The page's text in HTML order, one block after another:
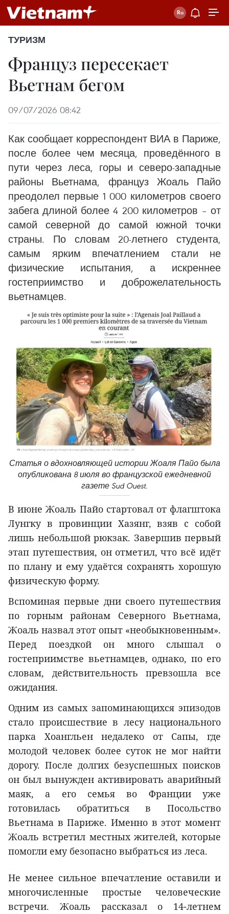
ТУРИЗМ
Француз пересекает
Вьетнам бегом
09/07/2026 08:42
Как сообщает корреспондент ВИА в Париже,
после более чем месяца, проведённого в
пути через леса, горы и северо-западные
районы Вьетнама, француз Жоаль Пайо
преодолел первые 1 000 километров своего
забега длиной более 4 200 километров – от
самой северной до самой южной точки
страны. По словам 20-летнего студента,
самым ярким впечатлением стали не
физические испытания, а искреннее
гостеприимство и доброжелательность
вьетнамцев.
Статья о вдохновляющей истории Жоаля Пайо была
опубликована 8 июля во французской ежедневной
газете Sud Ouest.
В июне Жоаль Пайо стартовал от флагштока
Лунгку в провинции Хазянг, взяв с собой
лишь небольшой рюкзак. Завершив первый
этап путешествия, он отметил, что всё идёт
по плану и ему удаётся сохранять хорошую
физическую форму.
Вспоминая первые дни своего путешествия
по горным районам Северного Вьетнама,
Жоаль назвал этот опыт «необыкновенным».
Перед поездкой он много слышал о
гостеприимстве вьетнамцев, однако, по его
словам, действительность превзошла все
ожидания.
Одним из самых запоминающихся эпизодов
стало происшествие в лесу национального
парка Хоангльен недалеко от Сапы, где
молодой человек более суток не мог найти
дорогу. После долгих безуспешных поисков
он был вынужден активировать аварийный
маяк, а его семья во Франции уже
готовилась обратиться в Посольство
Вьетнама в Париже. Именно в этот момент
Жоаль встретил местных жителей, которые
помогли ему безопасно выбраться из леса.
Не менее сильное впечатление оставили и
многочисленные простые человеческие
встречи. Жоаль рассказал о 14-летнем